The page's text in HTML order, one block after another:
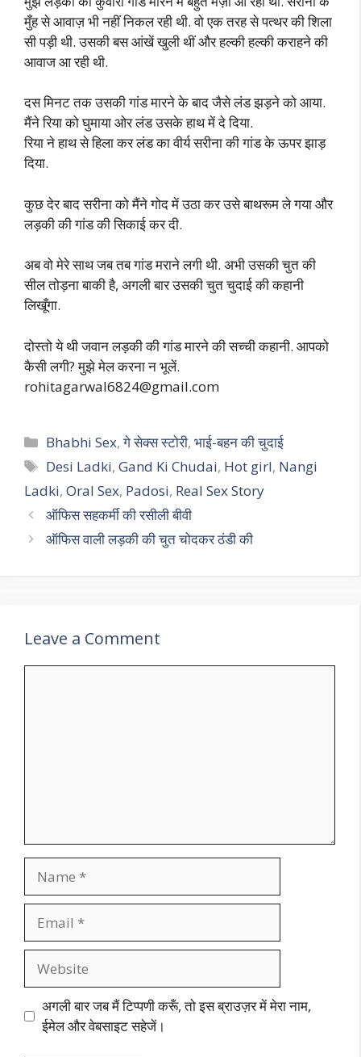
मुँह से आवाज़ भी नहीं निकल रही थी. वो एक तरह से पत्थर की शिला
सी पड़ी थी. उसकी बस आंखें खुली थीं और हल्की हल्की कराहने की
आवाज आ रही थी.
दस मिनट तक उसकी गांड मारने के बाद जैसे लंड झड़ने को आया.
मैंने रिया को घुमाया ओर लंड उसके हाथ में दे दिया.
रिया ने हाथ से हिला कर लंड का वीर्य सरीना की गांड के ऊपर झाड़
दिया.
कुछ देर बाद सरीना को मैंने गोद में उठा कर उसे बाथरूम ले गया और
लड़की की गांड की सिकाई कर दी.
अब वो मेरे साथ जब तब गांड मराने लगी थी. अभी उसकी चुत की
सील तोड़ना बाकी है, अगली बार उसकी चुत चुदाई की कहानी
लिखूँगा.
दोस्तो ये थी जवान लड़की की गांड मारने की सच्ची कहानी. आपको
कैसी लगी? मुझे मेल करना न भूलें.
rohitagarwal6824@gmail.com
Categories
Bhabhi Sex,गे सेक्स स्टोरी,भाई-बहन की चुदाई
Tags
Desi Ladki,Gand Ki Chudai, Hot girl, Nangi
Ladki, Oral Sex, Padosi, Real Sex Story
ऑफिस सहकर्मी की रसीली बीवी
ऑफिस वाली लड़की की चुत चोदकर ठंडी की
Leave a Comment
अगली बार जब मैं टिप्पणी करूँ, तो इस ब्राउज़र में मेरा नाम,
ईमेल और वेबसाइट सहेजें।